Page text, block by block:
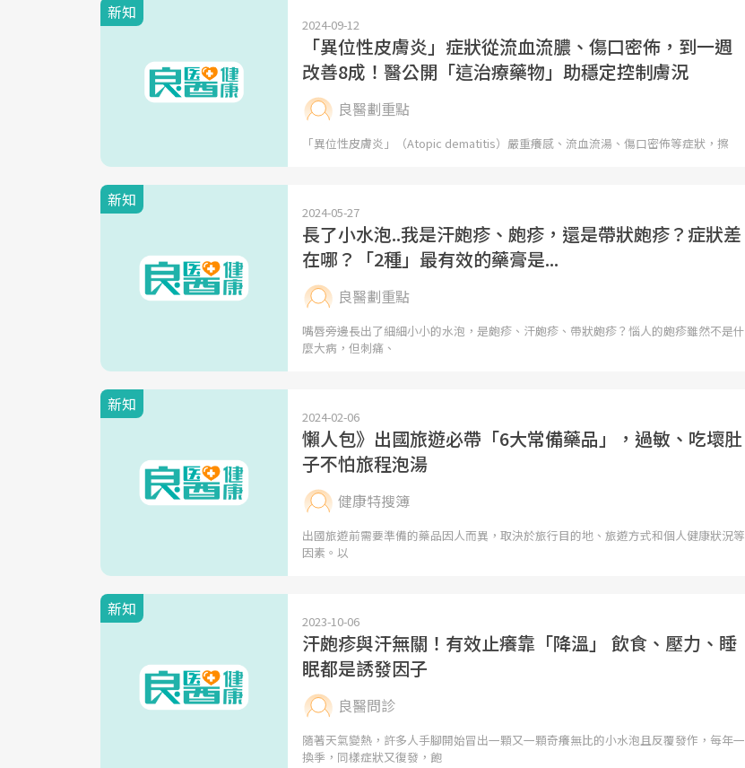
新知
2024-09-12
「異位性皮膚炎」症狀從流血流膿、傷口密佈，到一週
改善8成！醫公開「這治療藥物」助穩定控制膚況
良醫劃重點
「異位性皮膚炎」（Atopic dematitis）嚴重癢感、流血流湯、傷口密佈等症狀，擦
新知
2024-05-27
長了小水泡..我是汗皰疹、皰疹，還是帶狀皰疹？症狀差
在哪？「2種」最有效的藥膏是...
良醫劃重點
嘴唇旁邊長出了細細小小的水泡，是皰疹、汗皰疹、帶狀皰疹？惱人的皰疹雖然不是什
麼大病，但刺痛、
新知
2024-02-06
懶人包》出國旅遊必帶「6大常備藥品」，過敏、吃壞肚
子不怕旅程泡湯
健康特搜簿
出國旅遊前需要準備的藥品因人而異，取決於旅行目的地、旅遊方式和個人健康狀況等
因素。以
新知
2023-10-06
汗皰疹與汗無關！有效止癢靠「降溫」 飲食、壓力、睡
眠都是誘發因子
良醫問診
隨著天氣變熱，許多人手腳開始冒出一顆又一顆奇癢無比的小水泡且反覆發作，每年一
換季，同樣症狀又復發，飽